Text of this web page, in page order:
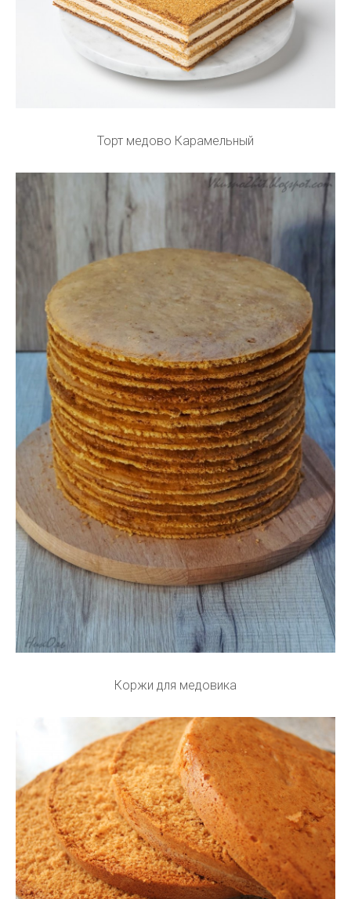
Торт медово Карамельный
Коржи для медовика